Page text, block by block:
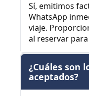
Sí, emitimos
WhatsApp
viaje.
al reservar
¿Cuáles son
aceptados?